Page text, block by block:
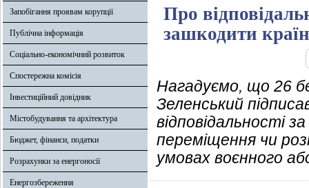
Запобігання проявам корупції
Публічна інформація
Соціально-економічний розвиток
Спостережна комісія
Інвестиційний довідник
Містобудування та архітектура
Бюджет, фінанси, податки
Розрахунки за енергоносії
Енергозбереження
Про
зашкодити
Нагадуємо, що 26
Зеленський
відповідальності
переміщення чи
умовах воєнного